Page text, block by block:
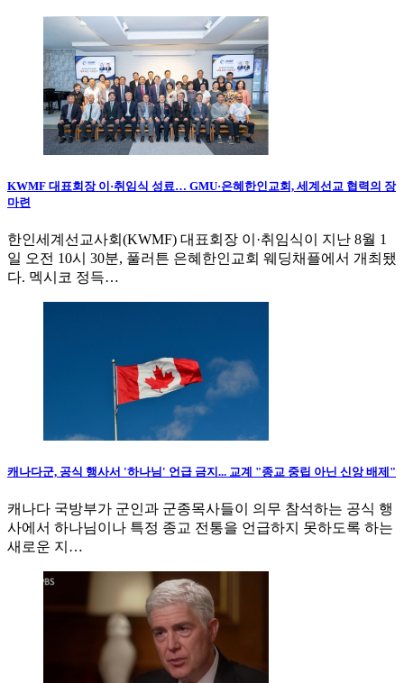
KWMF 대표회장 이·취임식 성료… GMU·은혜한인교회, 세계선교 협력의 장
마련
한인세계선교사회(KWMF) 대표회장 이·취임식이 지난 8월 1
일 오전 10시 30분, 풀러튼 은혜한인교회 웨딩채플에서 개최됐
다. 멕시코 정득…
캐나다군, 공식 행사서 '하나님' 언급 금지... 교계 "종교 중립 아닌 신앙 배제"
캐나다 국방부가 군인과 군종목사들이 의무 참석하는 공식 행
사에서 하나님이나 특정 종교 전통을 언급하지 못하도록 하는
새로운 지…